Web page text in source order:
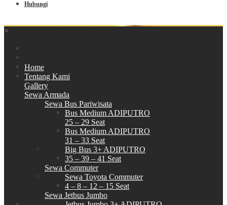
Hubungi
×
Home
Tentang Kami
Gallery
Sewa Armada
Sewa Bus Pariwisata
Bus Medium ADIPUTRO
25 – 29 Seat
Bus Medium ADIPUTRO
31 – 33 Seat
Big Bus 3+ ADIPUTRO
35 – 39 – 41 Seat
Sewa Commuter
Sewa Toyota Commuter
4 – 8 – 12 – 15 Seat
Sewa Jetbus Jumbo